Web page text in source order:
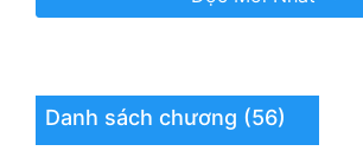
Lịch Sử
Mạt ThếDanh sách chương (56)